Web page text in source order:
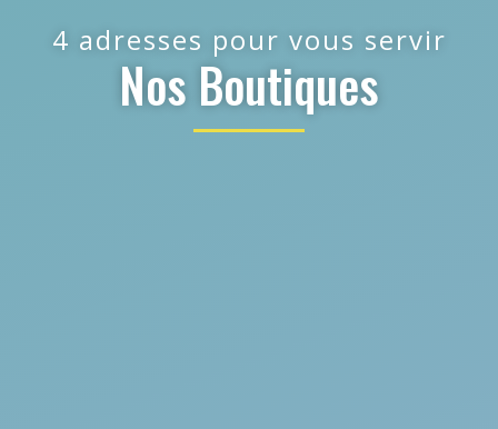
4 adresses pour vous servir
Nos Boutiques